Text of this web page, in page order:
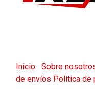
Inicio Sobre
de envíos Política de